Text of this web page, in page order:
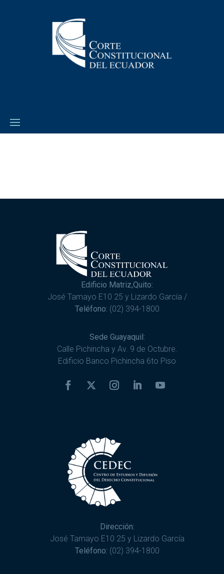
Edificio Matriz,Quito:
José Tamayo E10 25 y Lizardo García /
Teléfono: (02) 394-1800
Sede Guayaquil:
Calle Pichincha y Av. 9 de Octubre.
Edificio Banco Pichincha 6to Piso
Dirección:
José Tamayo E10 25 y Lizardo García
Teléfono: (02) 394-1800